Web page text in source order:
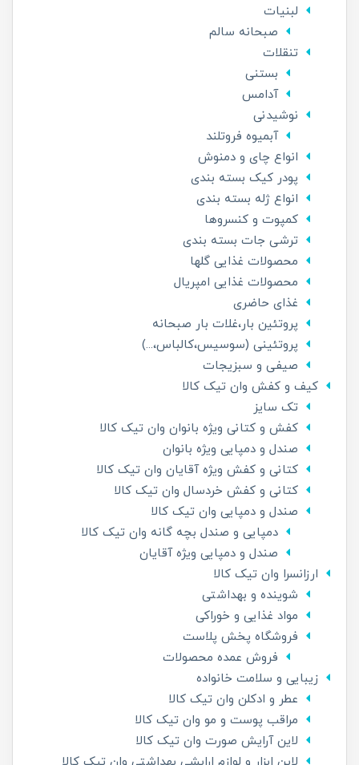
لبنیات
صبحانه سالم
تنقلات
بستنی
آدامس
نوشیدنی
آبمیوه فروتلند
انواع چای و دمنوش
پودر کیک بسته بندی
انواع ژله بسته بندی
کمپوت و کنسروها
ترشی جات بسته بندی
محصولات غذایی گلها
محصولات غذایی امپریال
غذای حاضری
پروتئین بار،غلات بار صبحانه
پروتئینی (سوسیس،کالباس،...)
صیفی و سبزیجات
کیف و کفش وان تیک کالا
تک سایز
کفش و کتانی ویژه بانوان وان تیک کالا
صندل و دمپایی ویژه بانوان
کتانی و کفش ویژه آقایان وان تیک کالا
کتانی و کفش خردسال وان تیک کالا
صندل و دمپایی وان تیک کالا
دمپایی و صندل بچه گانه وان تیک کالا
صندل و دمپایی ویژه آقایان
ارزانسرا وان تیک کالا
شوینده و بهداشتی
مواد غذایی و خوراکی
فروشگاه پخش پلاست
فروش عمده محصولات
زیبایی و سلامت خانواده
عطر و ادکلن وان تیک کالا
مراقب پوست و مو وان تیک کالا
لاین آرایش صورت وان تیک کالا